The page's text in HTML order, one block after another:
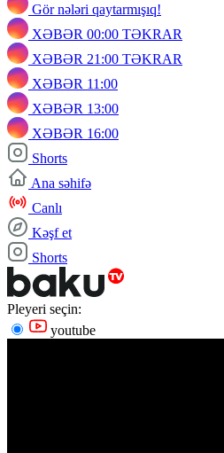
Gör nələri qaytarmışıq!
XƏBƏR 00:00 TƏKRAR
XƏBƏR 21:00 TƏKRAR
XƏBƏR 11:00
XƏBƏR 13:00
XƏBƏR 16:00
Shorts
Ana səhifə
Canlı
Kəşf et
Shorts
Pleyeri seçin:
youtube